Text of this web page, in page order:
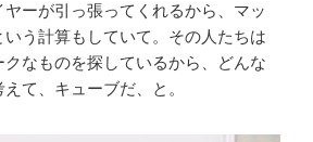
ーが引っ張ってくれるから、マッ
う計算もしていて。その人たちは
なものを探しているから、どんな
て、キューブだ、と。